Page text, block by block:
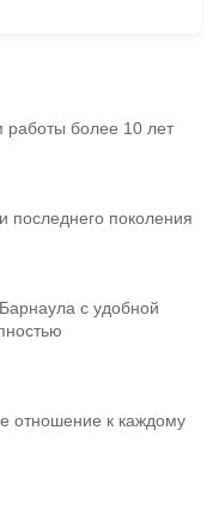
работы более 10 лет
последнего поколения
с удобной
отношение к каждому